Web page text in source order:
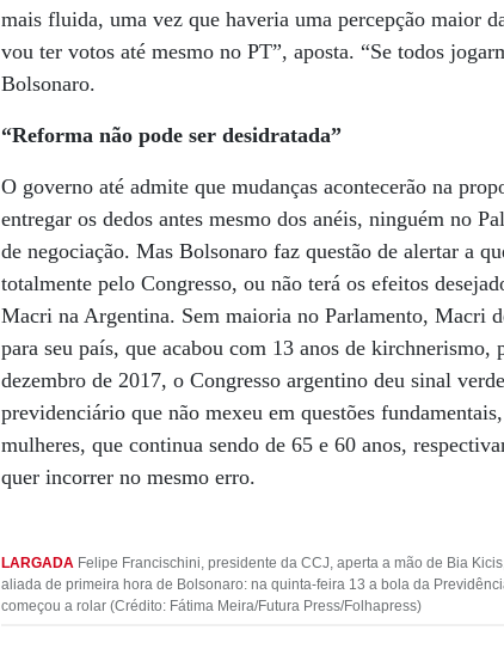
mais fluida, uma vez que haveria uma percepção maior
vou ter votos até mesmo no PT”, aposta. “Se todos
Bolsonaro.
“Reforma não pode ser desidratada”
O governo até admite que mudanças acontecerão na
entregar os dedos antes mesmo dos anéis, ninguém no
de negociação. Mas Bolsonaro faz questão de alertar a
totalmente pelo Congresso, ou não terá os efeitos
Macri na Argentina. Sem maioria no Parlamento, Macri
para seu país, que acabou com 13 anos de
dezembro de 2017, o Congresso argentino deu sinal
previdenciário que não mexeu em questões
mulheres, que continua sendo de 65 e 60 anos,
quer incorrer no mesmo erro.
LARGADA Felipe Francischini, presidente da CCJ, aperta a mão de Bia
aliada de primeira hora de Bolsonaro: na quinta-feira 13 a bola da
começou a rolar (Crédito: Fátima Meira/Futura Press/Folhapress)